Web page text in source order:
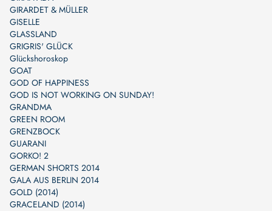
GIRARDET & MÜLLER
GISELLE
GLASSLAND
GRIGRIS' GLÜCK
Glückshoroskop
GOAT
GOD OF HAPPINESS
GOD IS NOT WORKING ON SUNDAY!
GRANDMA
GREEN ROOM
GRENZBOCK
GUARANI
GORKO! 2
GERMAN SHORTS 2014
GALA AUS BERLIN 2014
GOLD (2014)
GRACELAND (2014)